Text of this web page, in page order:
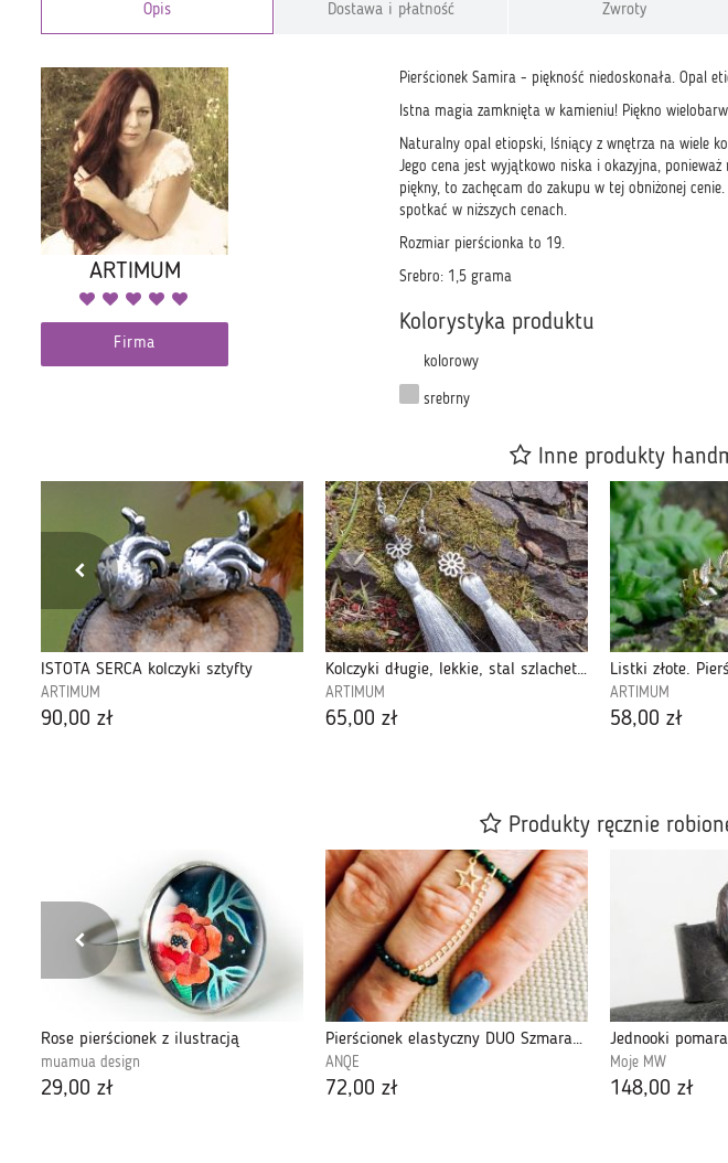
Opis Dostawa i płatność Zwroty
Pierścionek Samira - piękność niedoskonała. Opal
Istna magia zamknięta w kamieniu! Piękno
Naturalny opal etiopski, lśniący z wnętrza na wiele
Jego cena jest wyjątkowo niska i okazyjna,
piękny, to zachęcam do zakupu w tej obniżonej
spotkać w niższych cenach.
Rozmiar pierścionka to 19.
Srebro: 1,5 grama
Kolorystyka produktu
kolorowy
srebrny
ARTIMUM
Firma
Inne produkty
ISTOTA SERCA kolczyki sztyfty
ARTIMUM
90,00 zł
Kolczyki długie, lekkie, stal szlachetna
ARTIMUM
65,00 zł
ARTIMUM
58,00 zł
Produkty ręcznie
Rose pierścionek z ilustracją
muamua design
29,00 zł
Pierścionek elastyczny DUO Szmaragd Nilu mod 2
ANQE
72,00 zł
Jednooki
Moje MW
148,00 zł